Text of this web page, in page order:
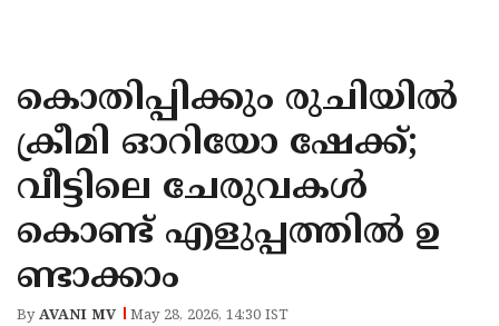
KANNUR
KASARAGOD
കൊതിപ്പിക്കും രുചിയിൽ
ക്രീമി ഓറിയോ ഷേക്ക്;
വീട്ടിലെ ചേരുവകൾ
കൊണ്ട് എളുപ്പത്തിൽ ഉ
ണ്ടാക്കാം
ByAVANI MV May 28, 2026, 14:30 IST